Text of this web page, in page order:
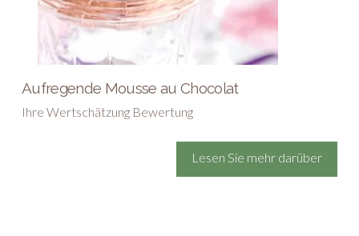
Aufregende Mousse au Chocolat
Ihre Wertschätzung Bewertung
Lesen Sie mehr darüber